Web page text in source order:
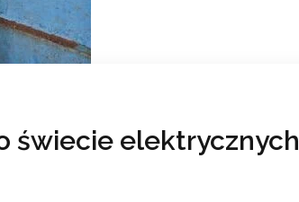
świecie elektrycznych